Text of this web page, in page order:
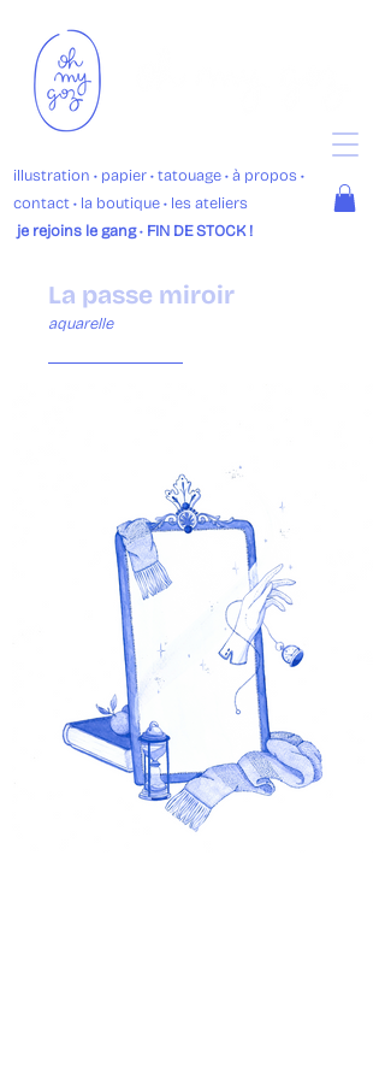
illustration • papier •tatouage•à propos •
contact• la boutique• les ateliers
je rejoins le gang• FIN DE STOCK !
La passe miroir
aquarelle